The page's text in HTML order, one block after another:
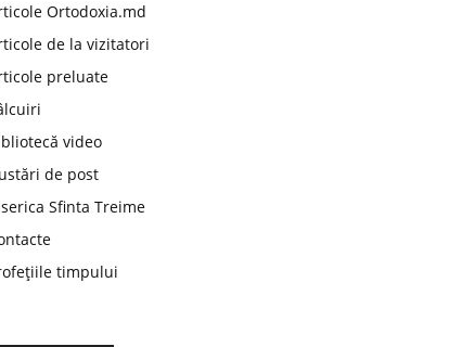
Ortodoxia.md
de la vizitatori
preluate
video
de post
Sfinta Treime
timpului